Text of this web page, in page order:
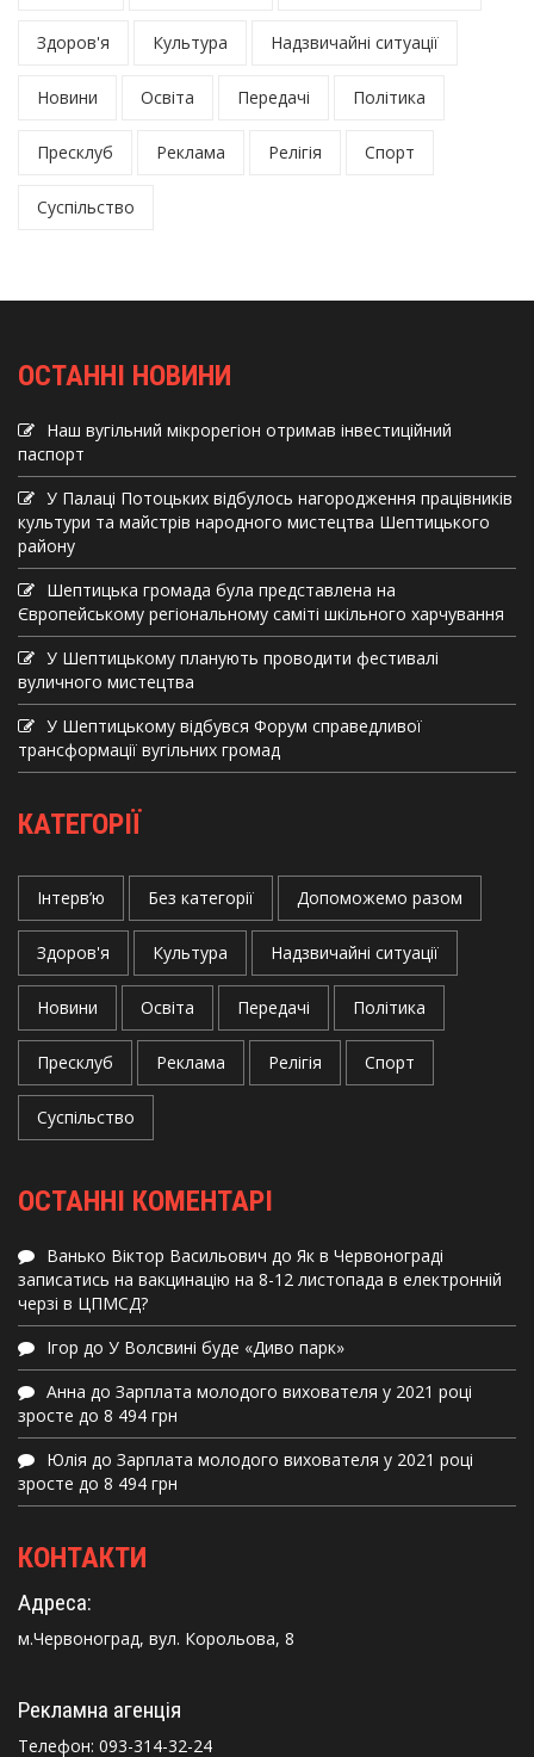
Здоров'я Культура Надзвичайні ситуації
Новини Освіта Передачі Політика
Пресклуб Реклама Релігія Спорт
Суспільство
ОСТАННІ НОВИНИ
Наш вугільний мікрорегіон отримав інвеcтиційний
паспорт
У Палаці Потоцьких відбулось нагородження працівників
культури та майстрів народного мистецтва Шептицького
району
Шептицька громада була представлена на
Європейському регіональному саміті шкільного харчування
У Шептицькому планують проводити фестивалі
вуличного мистецтва
У Шептицькому відбувся Форум справедливої
трансформації вугільних громад
КАТЕГОРІЇ
Інтерв’ю Без категорії Допоможемо разом
Здоров'я Культура Надзвичайні ситуації
Новини Освіта Передачі Політика
Пресклуб Реклама Релігія Спорт
Суспільство
ОСТАННІ КОМЕНТАРІ
Ванько Віктор Васильович до Як в Червонограді
записатись на вакцинацію на 8-12 листопада в електронній
черзі в ЦПМСД?
Ігор до У Волсвині буде «Диво парк»
Анна до Зарплата молодого вихователя у 2021 році
зросте до 8 494 грн
Юлія до Зарплата молодого вихователя у 2021 році
зросте до 8 494 грн
КОНТАКТИ
Адреса:
м.Червоноград, вул. Корольова, 8
Рекламна агенція
Телефон: 093-314-32-24